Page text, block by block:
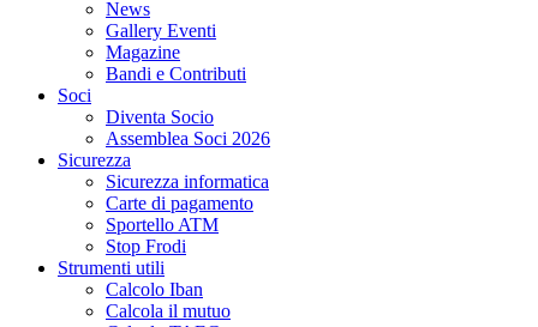
News
Gallery Eventi
Magazine
Bandi e Contributi
Soci
Diventa Socio
Assemblea Soci 2026
Sicurezza
Sicurezza informatica
Carte di pagamento
Sportello ATM
Stop Frodi
Strumenti utili
Calcolo Iban
Calcola il mutuo